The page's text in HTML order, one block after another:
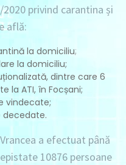
privind carantina și
află:
la domiciliu;
la domiciliu;
dintre care 6
la ATI, în Focșani;
vindecate;
decedate.
a efectuat până
10876 persoane